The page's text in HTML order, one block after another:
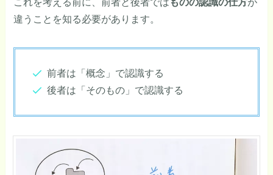
違うことを知る必要があります。
前者は「概念」で認識する
後者は「そのもの」で認識する